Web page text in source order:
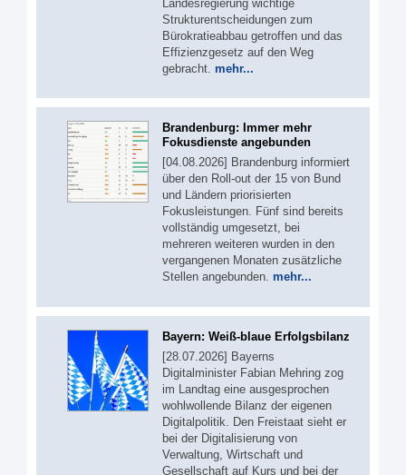
Landesregierung wichtige
Strukturentscheidungen zum
Bürokratieabbau getroffen und das
Effizienzgesetz auf den Weg
gebracht. mehr...
Brandenburg: Immer mehr
Fokusdienste angebunden
[04.08.2026] Brandenburg informiert
über den Roll-out der 15 von Bund
und Ländern priorisierten
Fokusleistungen. Fünf sind bereits
vollständig umgesetzt, bei
mehreren weiteren wurden in den
vergangenen Monaten zusätzliche
Stellen angebunden. mehr...
Bayern: Weiß-blaue Erfolgsbilanz
[28.07.2026] Bayerns
Digitalminister Fabian Mehring zog
im Landtag eine ausgesprochen
wohlwollende Bilanz der eigenen
Digitalpolitik. Den Freistaat sieht er
bei der Digitalisierung von
Verwaltung, Wirtschaft und
Gesellschaft auf Kurs und bei der